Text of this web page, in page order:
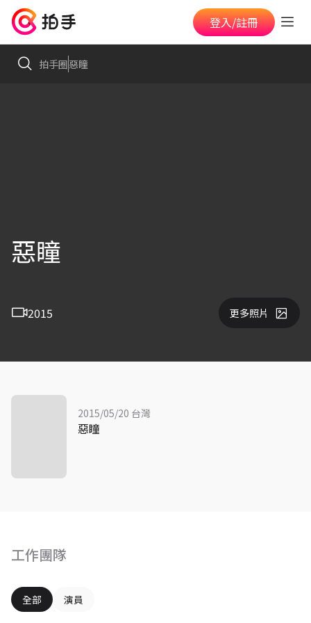
登入/註冊
拍手圈惡瞳
惡瞳
2015 更多照片
工作團隊
全部 演員
2015/05/20 台灣
惡瞳